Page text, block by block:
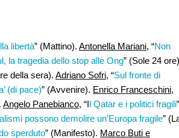
libertà” (Mattino). Antonella Mariani, “Non
la tragedia dello stop alle Ong” (Sole 24
della sera). Adriano Sofri, “Sul fronte di
(di pace)” (Avvenire). Enrico Franceschini,
Angelo Panebianco, “Il Qatar e i politici fragili”
possono demolire un’Europa fragile”
sperduto” (Manifesto). Marco Buti e